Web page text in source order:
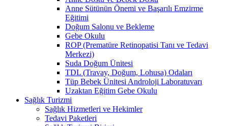
Anne Sütünün Önemi ve Başarılı Emzirme
Eğitimi
Doğum Salonu ve Bekleme
Gebe Okulu
ROP (Prematüre Retinopatisi Tanı ve Tedavi
Merkezi)
Suda Doğum Ünitesi
TDL (Travay, Doğum, Lohusa) Odaları
Tüp Bebek Ünitesi Androloji Laboratuvarı
Uzaktan Eğitim Gebe Okulu
Sağlık Turizmi
Sağlık Hizmetleri ve Hekimler
Tedavi Paketleri